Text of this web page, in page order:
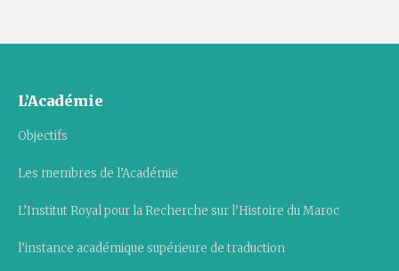
L’Académie
Objectifs
Les membres de l’Académie
L’Institut Royal pour la Recherche sur l’Histoire du Maroc
l’instance académique supérieure de traduction